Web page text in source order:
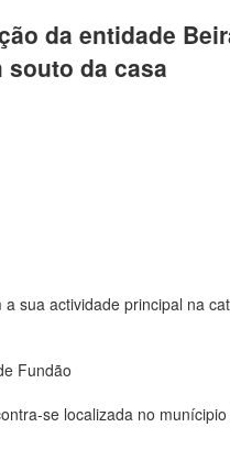
da entidade
souto da casa
a sua actividade principal na
Fundão
se localizada no munícipio